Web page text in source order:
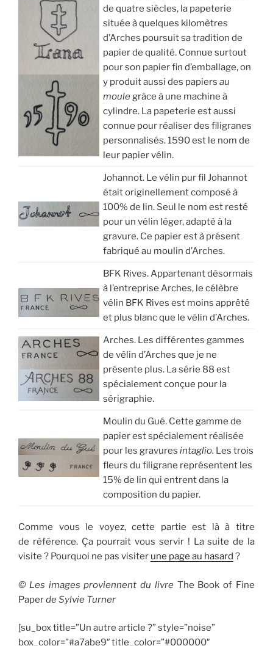
de quatre siècles, la papeterie
située à quelques kilomètres
d’Arches poursuit sa tradition de
papier de qualité. Connue surtout
pour son papier fin d’emballage, on
y produit aussi des papiers au
moule grâce à une machine à
cylindre. La papeterie est aussi
connue pour réaliser des filigranes
personnalisés. 1590 est le nom de
leur papier vélin.
Johannot. Le vélin pur fil Johannot
était originellement composé à
100% de lin. Seul le nom est resté
pour un vélin léger, adapté à la
gravure. Ce papier est à présent
fabriqué au moulin d’Arches.
BFK Rives. Appartenant désormais
à l’entreprise Arches, le célèbre
vélin BFK Rives est moins apprêté
et plus blanc que le vélin d’Arches.
Arches. Les différentes gammes
de vélin d’Arches que je ne
présente plus. La série 88 est
spécialement conçue pour la
sérigraphie.
Moulin du Gué. Cette gamme de
papier est spécialement réalisée
pour les gravures intaglio. Les trois
fleurs du filigrane représentent les
15% de lin qui entrent dans la
composition du papier.
Comme vous le voyez, cette partie est là à titre
de référence. Ça pourrait vous servir ! La suite de la
visite ? Pourquoi ne pas visiter une page au hasard ?
© Les images proviennent du livre The Book of Fine
Paperde Sylvie Turner
[su_box title=”Un autre article ?” style=”noise”
box_color=”#a7abe9″ title_color=”#000000″